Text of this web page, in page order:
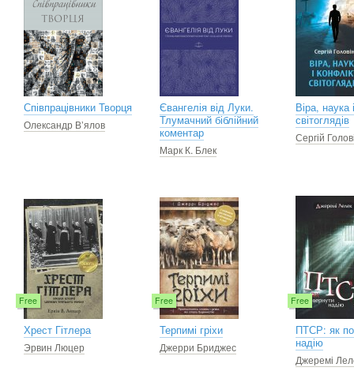
Співпрацівники Творця
Олександр В’ялов
Євангелія від Луки.
Тлумачний біблійний
коментар
Марк К. Блек
Віра, наука
світоглядів
Сергій
Free
Хрест Гітлера
Эрвин Люцер
Free
Терпимі гріхи
Джерри Бриджес
Free
ПТСР: як
надію
Джеремі